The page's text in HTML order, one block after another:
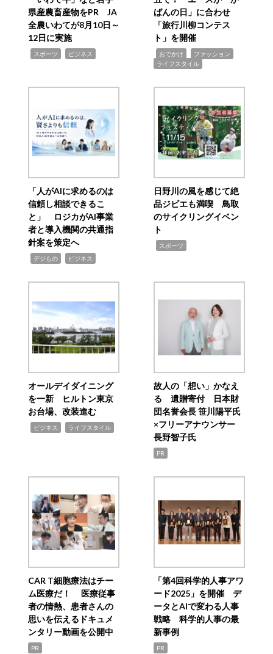
県産農畜産物をPR JA
全農いわてが8月10日～
12日に実施
スポーツ ビジネス
ばんの日」に合わせ
「旅行川柳コンテス
ト」を開催
おでかけ ファッション
ライフスタイル
「人がAIに求めるのは
信頼し相談できるこ
と」 ロジカがAI事業
者と導入機関の共通指
針案を策定へ
デジもの ビジネス
日野川の風を感じて絶
品ジビエも満喫 鳥取
のサイクリングイベン
ト
スポーツ
オールデイダイニング
を一新 ヒルトン東京
お台場、改装進む
ビジネス ライフスタイル
故人の「想い」かなえ
る 遺贈寄付 日本財
団名誉会長 笹川陽平氏
×フリーアナウンサー
長野智子氏
PR
CAR T細胞療法はチー
ム医療だ！ 医療従事
者の情熱、患者さんの
思いを伝えるドキュメ
ンタリー動画を公開中
PR
「第4回科学的人事アワ
ード2025」を開催 デ
ータとAIで変わる人事
戦略 科学的人事の最
新事例
PR